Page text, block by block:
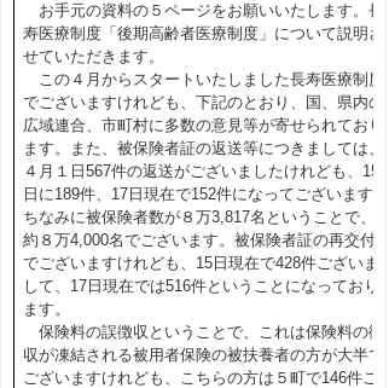
お手元の資料の５ページをお願いいたします。長
寿医療制度「後期高齢者医療制度」について説明さ
せていただきます。
この４月からスタートいたしました長寿医療制度
でございますけれども、下記のとおり、国、県内の
広域連合、市町村に多数の意見等が寄せられており
ます。また、被保険者証の返送等につきましては、
４月１日567件の返送がございましたけれども、15
日に189件、17日現在で152件になってございます。
ちなみに被保険者数が８万3,817名ということで、
約８万4,000名でございます。被保険者証の再交付
でございますけれども、15日現在で428件ございま
して、17日現在では516件ということになっており
ます。
保険料の誤徴収ということで、これは保険料の徴
収が凍結される被用者保険の被扶養者の方が大半で
ございますけれども、こちらの方は５町で146件ご